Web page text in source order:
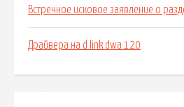
Встречное исковое заявление о
Драйвера на d link dwa 120